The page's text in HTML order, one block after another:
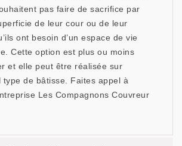
pas faire de sacrifice par
de leur cour ou de leur
ont besoin d’un espace de vie
Cette option est plus ou moins
et elle peut être réalisée sur
type de bâtisse. Faites appel à
Les Compagnons Couvreur